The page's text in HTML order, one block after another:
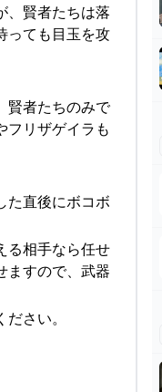
、賢者たちは落
っても目玉を攻
賢者たちのみで
フリザゲイラも
た直後にボコボ
る相手なら任せ
ますので、武器
さい。